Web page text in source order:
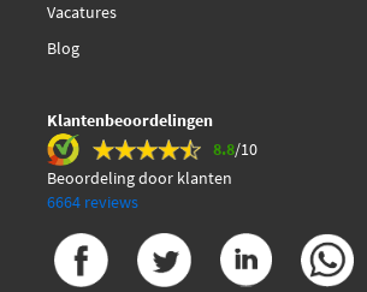
Vacatures
Blog
Klantenbeoordelingen
8.8/10
Beoordeling door klanten
6664 reviews